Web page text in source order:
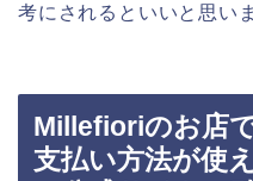
考にされるといいと思い
Millefioriのお店
支払い方法が使